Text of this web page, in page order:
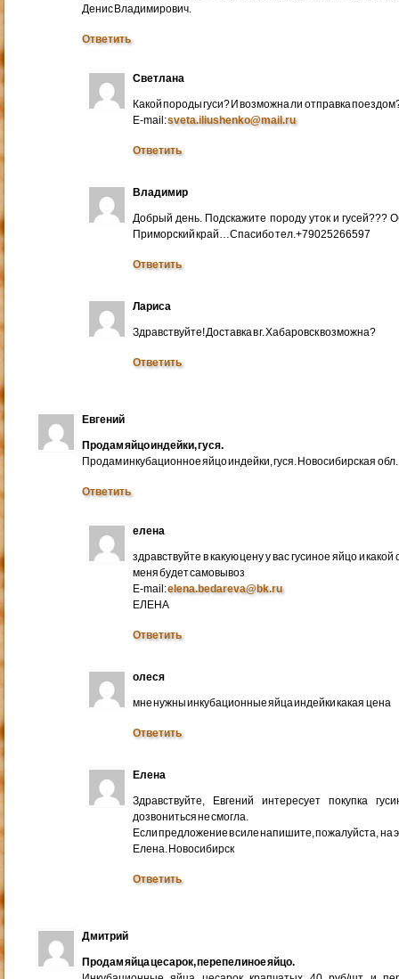
Денис Владимирович.
Ответить
Светлана
Какой породы гуси? И возможна ли отправка
E-mail:sveta.iliushenko@mail.ru
Ответить
Владимир
Добрый день. Подскажите породу уток и гусей???
Приморский край…Спасибо тел.+79025266597
Ответить
Лариса
Здравствуйте! Доставка в г. Хабаровск возможна?
Ответить
Евгений
Продам яйцо индейки, гуся.
Продам инкубационное яйцо индейки, гуся. Новосибирская
Ответить
елена
здравствуйте в какую цену у вас гусиное яйцо и
меня будет самовывоз
E-mail:elena.bedareva@bk.ru
ЕЛЕНА
Ответить
олеся
мне нужны инкубационные яйца индейки какая цена
Ответить
Елена
Здравствуйте, Евгений интересует покупка
дозвониться не смогла.
Если предложение в силе напишите, пожалуйста, на
Елена. Новосибирск
Ответить
Дмитрий
Продам яйца цесарок, перепелиное яйцо.